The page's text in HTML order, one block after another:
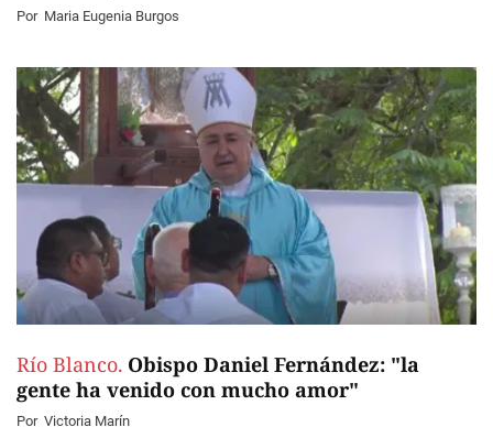
Por Maria Eugenia Burgos
Río Blanco. Obispo Daniel Fernández: "la
gente ha venido con mucho amor"
Por Victoria Marín